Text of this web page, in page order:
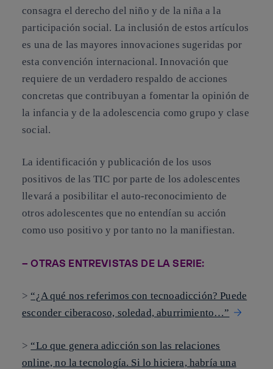
consagra el derecho del niño y de la niña a la
participación social. La inclusión de estos artículos
es una de las mayores innovaciones sugeridas por
esta convención internacional. Innovación que
requiere de un verdadero respaldo de acciones
concretas que contribuyan a fomentar la opinión de
la infancia y de la adolescencia como grupo y clase
social.
La identificación y publicación de los usos
positivos de las TIC por parte de los adolescentes
llevará a posibilitar el auto-reconocimiento de
otros adolescentes que no entendían su acción
como uso positivo y por tanto no la manifiestan.
– OTRAS ENTREVISTAS DE LA SERIE:
> “¿A qué nos referimos con tecnoadicción? Puede
esconder ciberacoso, soledad, aburrimiento…”
> “Lo que genera adicción son las relaciones
online, no la tecnología. Si lo hiciera, habría una